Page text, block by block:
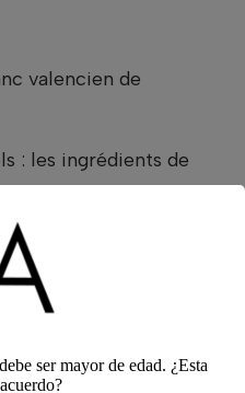
valencien de
: les ingrédients de
dels Alforins
entre la
offrant à nos
étés sont secs et
ser mayor de edad. ¿Esta